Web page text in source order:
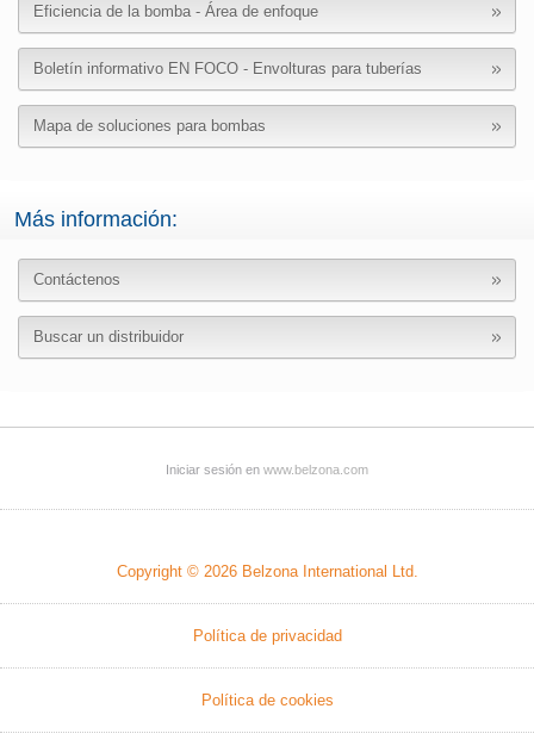
Eficiencia de la bomba - Área de enfoque
Boletín informativo EN FOCO - Envolturas para tuberías
Mapa de soluciones para bombas
Más información:
Contáctenos
Buscar un distribuidor
Iniciar sesión en www.belzona.com
Copyright © 2026 Belzona International Ltd.
Política de privacidad
Política de cookies